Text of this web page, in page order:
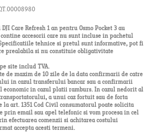
Care Refresh 1 an pentru Osmo Pocket 3 au
accesorii care nu sunt incluse in pachetul
tehnice si pretul sunt informative, pot fi
prealabila si nu constituie obligativitate
site includ TVA.
de maxim de 10 zile de la data confirmarii de catre
in cazul transferului bancar sau a confirmarii
economic in cazul platii ramburs. In cazul nedorit al
a unui caz fortuit sau de forta
art. 1351 Cod Civil consumatorul poate solicita
email sau apel telefonic si vom procesa in cel
efectuarea comenzii si achitarea costului
accepta acesti termeni.